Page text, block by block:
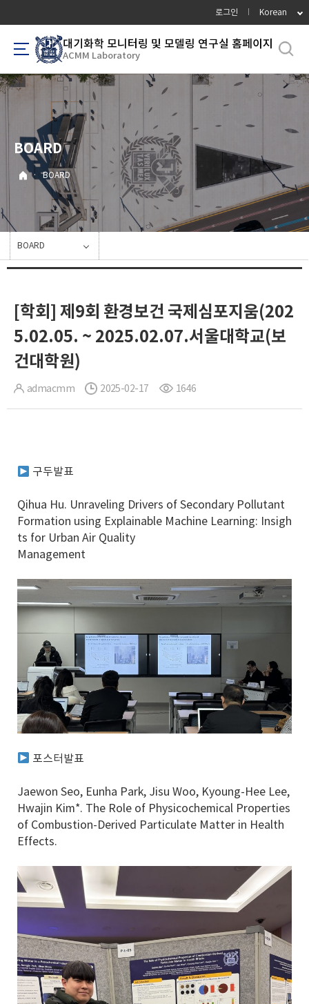
로
메
뉴
로그인 Korean
대기화학 모니터링 및 모델링 연구실 홈페이지
ACMM Laboratory
BOARD
· BOARD
BOARD
[학회] 제9회 환경보건 국제심포지움(202
5.02.05. ~ 2025.02.07.서울대학교(보
건대학원)
admacmm 2025-02-17 1646
구두발표
Qihua Hu. Unraveling Drivers of Secondary Pollutant
Formation using Explainable Machine Learning: Insigh
ts for Urban Air Quality
Management
포스터발표
Jaewon Seo, Eunha Park, Jisu Woo, Kyoung-Hee Lee,
Hwajin Kim*. The Role of Physicochemical Properties
of Combustion-Derived Particulate Matter in Health
Effects.